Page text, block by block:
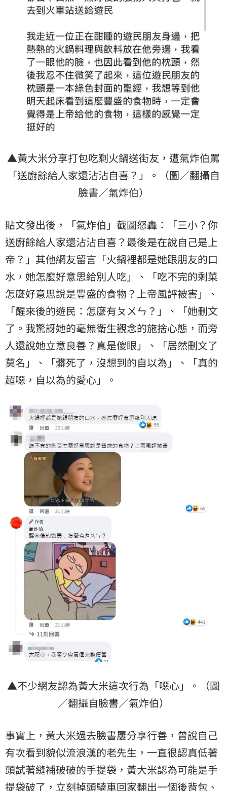
▲黃大米分享打包吃剩火鍋送街友，遭氣炸伯罵
「送廚餘給人家還沾沾自喜？」。（圖／翻攝自
臉書／氣炸伯）
貼文發出後，「氣炸伯」截圖怒轟：「三小？你
送廚餘給人家還沾沾自喜？最後是在說自己是上
帝？」其他網友留言「火鍋裡都是她跟朋友的口
水，她怎麼好意思給別人吃」、「吃不完的剩菜
怎麼好意思說是豐盛的食物？上帝風評被害」、
「醒來後的遊民：怎麼有ㄆㄨㄣ？」、「她刪文
了。我驚訝她的毫無衛生觀念的施捨心態，而旁
人還說她立意良善？真是傻眼」、「居然刪文了
莫名」、「髒死了，沒想到的自以為」、「真的
超噁，自以為的愛心」。
▲不少網友認為黃大米這次行為「噁心」。（圖
／翻攝自臉書／氣炸伯）
事實上，黃大米過去臉書屢分享行善，曾說自己
有次看到貌似流浪漢的老先生，一直很認真低著
頭試著縫補破破的手提袋，黃大米認為可能是手
提袋破了，立刻掉頭騎車回家翻出一個後背包、